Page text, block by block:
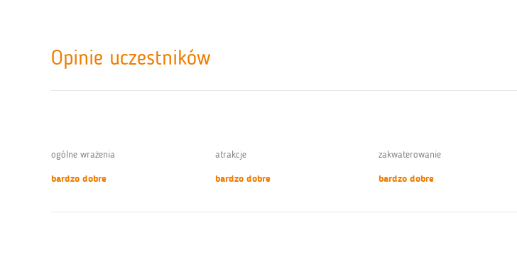
Opinie uczestników
ogólne wrażenia
bardzo dobre
atrakcje
bardzo dobre
zakwaterowanie
bardzo dobre